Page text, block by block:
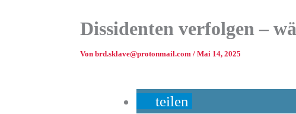
Dissidenten verfolgen –
Von brd.sklave@protonmail.com / Mai 14, 2025
teilen